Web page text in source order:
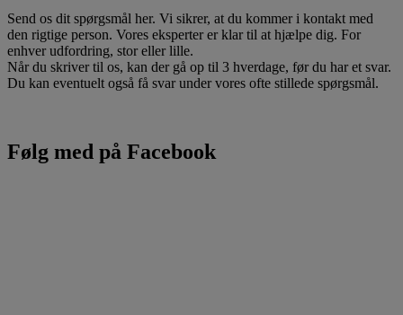
Send os dit spørgsmål her. Vi sikrer, at du kommer i kontakt med
den rigtige person. Vores eksperter er klar til at hjælpe dig. For
enhver udfordring, stor eller lille.
Når du skriver til os, kan der gå op til 3 hverdage, før du har et svar.
Du kan eventuelt også få svar under vores ofte stillede spørgsmål.
Følg med på Facebook